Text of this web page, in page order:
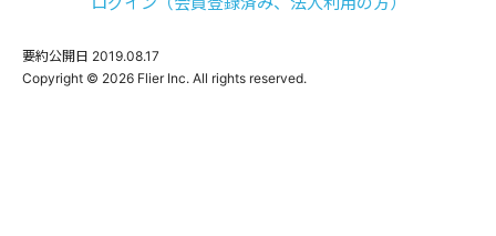
要約公開日 2019.08.17